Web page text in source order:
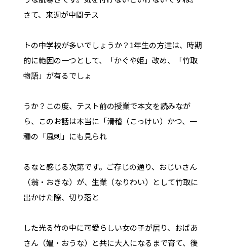
さて、来週が中間テス
トの中学校が多いでしょうか？1年生の方達は、時期
的に範囲の一つとして、「かぐや姫」改め、「竹取
物語」が有るでしょ
うか？この度、テスト前の授業で本文を読みなが
ら、このお話は本当に「滑稽（こっけい）かつ、一
種の「風刺」にも見られ
るなと感じる次第です。ご存じの通り、おじいさん
（翁・おきな）が、生業（なりわい）として竹取に
出かけた際、切り落と
した光る竹の中に可愛らしい女の子が居り、おばあ
さん（媼・おうな）と共に大人になるまで育て、後